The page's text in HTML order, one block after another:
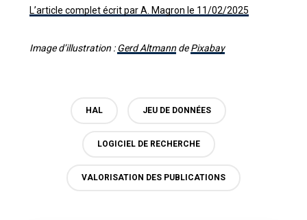
L’article complet écrit par A. Magron le 11/02/2025
Image d’illustration :Gerd AltmanndePixabay
HAL JEU DE DONNÉES
LOGICIEL DE RECHERCHE
VALORISATION DES PUBLICATIONS